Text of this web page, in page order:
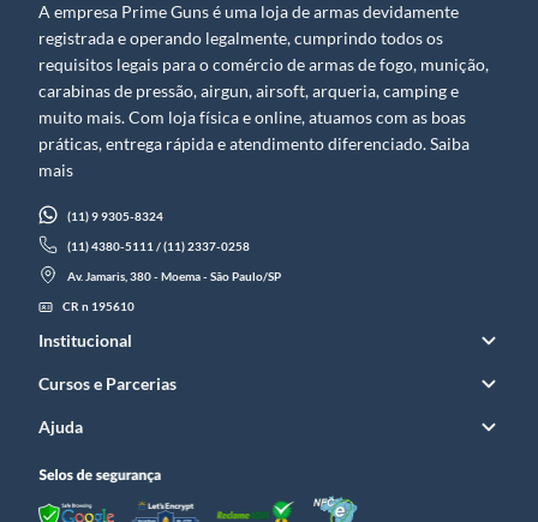
A empresa Prime Guns é uma loja de armas devidamente
registrada e operando legalmente, cumprindo todos os
requisitos legais para o comércio de armas de fogo, munição,
carabinas de pressão, airgun, airsoft, arqueria, camping e
muito mais. Com loja física e online, atuamos com as boas
práticas, entrega rápida e atendimento diferenciado. Saiba
mais
(11) 9 9305-8324
(11) 4380-5111 / (11) 2337-0258
Av. Jamaris, 380 - Moema - São Paulo/SP
CR n 195610
Institucional
Cursos e Parcerias
Ajuda